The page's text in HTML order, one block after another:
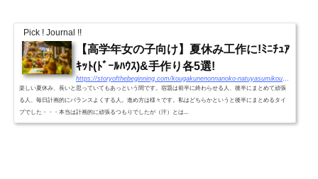
Pick ! Journal !!
【高学年女の子向け】夏休み工作に!ﾐﾆﾁｭｱ
ｷｯﾄ(ﾄﾞｰﾙﾊｳｽ)&手作り各5選!
https://storyofthebeginning.com/kougakunenonnanoko-natuyasumikousaku-minicyua-best5/
楽しい夏休み、長いと思っていてもあっという間です。宿題は前半に終わらせる人、後半にまとめて頑張
る人、毎日計画的にバランスよくする人。進め方は様々です。私はどちらかというと後半にまとめるタイ
プでした・・・本当は計画的に頑張るつもりでしたが（汗）とは...